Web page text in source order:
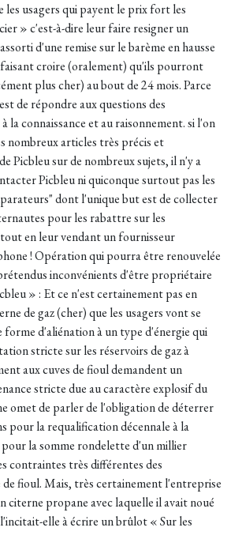
les usagers qui payent le prix fort les
» c'est-à-dire leur faire resigner un
d'une remise sur le barème en hausse
croire (oralement) qu'ils pourront
plus cher) au bout de 24 mois. Parce
de répondre aux questions des
la connaissance et au raisonnement. si l'on
nombreux articles très précis et
Picbleu sur de nombreux sujets, il n'y a
Picbleu ni quiconque surtout pas les
dont l'unique but est de collecter
pour les rabattre sur les
en leur vendant un fournisseur
! Opération qui pourra être renouvelée
inconvénients d'être propriétaire
» : Et ce n'est certainement pas en
de gaz (cher) que les usagers vont se
forme d'aliénation à un type d'énergie qui
stricte sur les réservoirs de gaz à
aux cuves de fioul demandent un
stricte due au caractère explosif du
omet de parler de l'obligation de déterrer
pour la requalification décennale à la
la somme rondelette d'un millier
contraintes très différentes des
de fioul. Mais, très certainement l'entreprise
citerne propane avec laquelle il avait noué
elle à écrire un brûlot « Sur les